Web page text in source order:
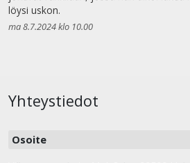
löysi uskon.
ma 8.7.2024 klo 10.00
Yhteystiedot
Osoite